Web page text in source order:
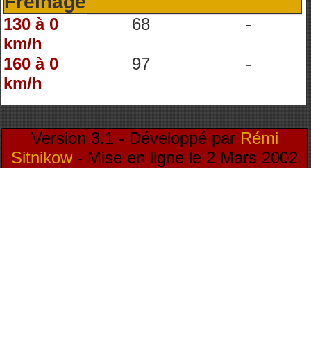
130 à 0
km/h
68 -
160 à 0
km/h
97 -
Version 3.1 - Développé par Rémi
Sitnikow- Mise en ligne le 2 Mars 2002